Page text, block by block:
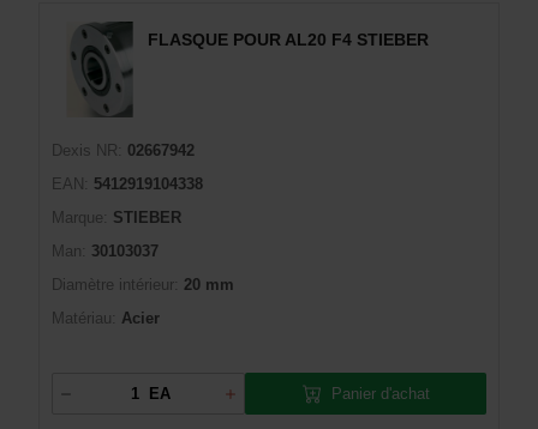
FLASQUE POUR AL20 F4 STIEBER
Dexis NR:
02667942
EAN:
5412919104338
Marque:
STIEBER
Man:
30103037
Diamètre intérieur: 20 mm
Matériau:
Acier
EA Panier d'achat